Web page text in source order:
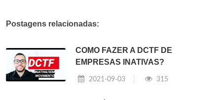
Postagens relacionadas:
COMO FAZER A DCTF DE
EMPRESAS INATIVAS?
2021-09-03 315